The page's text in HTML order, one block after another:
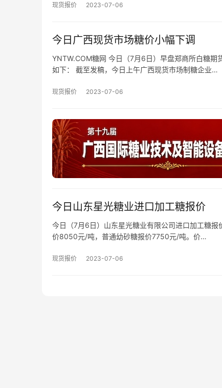
现货报价 2023-07-06
今日广西现货市场糖价小幅下调
YNTW.COM糖网 今日（7月6日）早盘郑商所白糖
如下： 截至发稿，今日上午广西现货市场制糖企业…
现货报价 2023-07-06
今日山东星光糖业进口加工糖报价
今日（7月6日）山东星光糖业有限公司进口加工糖
价8050元/吨，普通幼砂糖报价7750元/吨。价…
现货报价 2023-07-06